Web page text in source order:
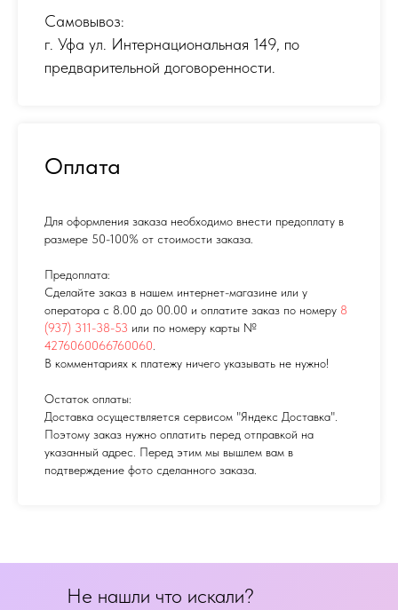
Самовывоз:
г. Уфа ул. Интернациональная 149, по
предварительной договоренности.
Оплата
Для оформления заказа необходимо внести предоплату в
размере 50-100% от стоимости заказа.
Предоплата:
Сделайте заказ в нашем интернет-магазине или у
оператора с 8.00 до 00.00 и оплатите заказ по номеру 8
(937) 311-38-53 или по номеру карты №
4276060066760060
В комментариях к платежу ничего указывать не нужно!
Остаток оплаты:
Доставка осуществляется сервисом "Яндекс Доставка".
Поэтому заказ нужно оплатить перед отправкой на
указанный адрес. Перед этим мы вышлем вам в
подтверждение фото сделанного заказа.
Не нашли что искали?